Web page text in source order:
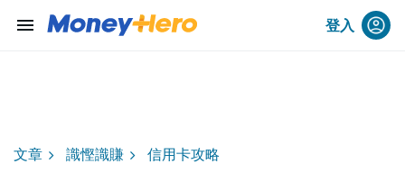
menu 登入
文章 識慳識賺 信用卡攻略